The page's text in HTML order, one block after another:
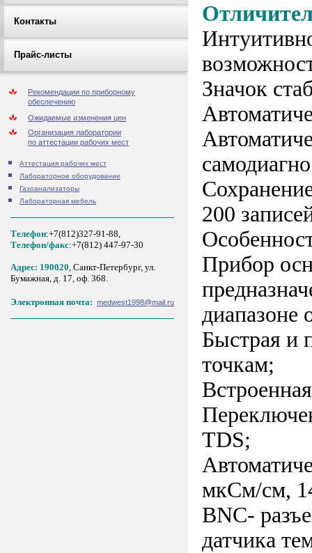
Контакты
Прайс-листы
Рекомендации по приборному
обеспечению
Ожидаемые изменения цен
Организация лаборатории
по аттестации рабочих мест
Аттестация рабочих мест
Лабораторное оборудование
Газоанализаторы
Лабораторная мебель
Телефон:+7(812)327-91-88,
Tелефон/факс:+7(812) 447-97-30
Адрес: 190020, Санкт-Петербург, ул.
Бумажная, д. 17, оф. 368.
Электронная почта: medwest1998@mail.ru
Значок
200
Прибор
Быстрая и
точкам;
TDS;
мкСм/см,
BNC-
датчика